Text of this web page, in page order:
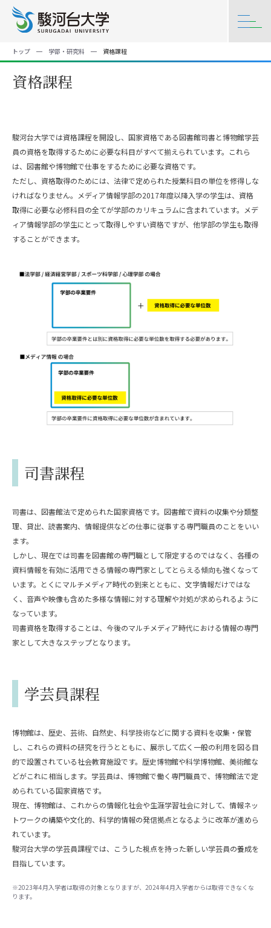
トップ 学部・研究科 資格課程
資格課程
駿河台大学では資格課程を開設し、国家資格である図書館司書と博物館学芸
員の資格を取得するために必要な科目がすべて揃えられています。これら
は、図書館や博物館で仕事をするために必要な資格です。
ただし、資格取得のためには、法律で定められた授業科目の単位を修得しな
ければなりません。メディア情報学部の2017年度以降入学の学生は、資格
取得に必要な必修科目の全てが学部のカリキュラムに含まれています。メデ
ィア情報学部の学生にとって取得しやすい資格ですが、他学部の学生も取得
することができます。
司書課程
司書は、図書館法で定められた国家資格です。図書館で資料の収集や分類整
理、貸出、読書案内、情報提供などの仕事に従事する専門職員のことをいい
ます。
しかし、現在では司書を図書館の専門職として限定するのではなく、各種の
資料情報を有効に活用できる情報の専門家としてとらえる傾向も強くなって
います。とくにマルチメディア時代の到来とともに、文字情報だけではな
く、音声や映像も含めた多様な情報に対する理解や対処が求められるように
なっています。
司書資格を取得することは、今後のマルチメディア時代における情報の専門
家として大きなステップとなります。
学芸員課程
博物館は、歴史、芸術、自然史、科学技術などに関する資料を収集・保管
し、これらの資料の研究を行うとともに、展示して広く一般の利用を図る目
的で設置されている社会教育施設です。歴史博物館や科学博物館、美術館な
どがこれに相当します。学芸員は、博物館で働く専門職員で、博物館法で定
められている国家資格です。
現在、博物館は、これからの情報化社会や生涯学習社会に対して、情報ネッ
トワークの構築や文化的、科学的情報の発信拠点となるように改革が進めら
れています。
駿河台大学の学芸員課程では、こうした視点を持った新しい学芸員の養成を
目指しています。
※2023年4月入学者は取得の対象となりますが、2024年4月入学者からは取得できなくな
ります。